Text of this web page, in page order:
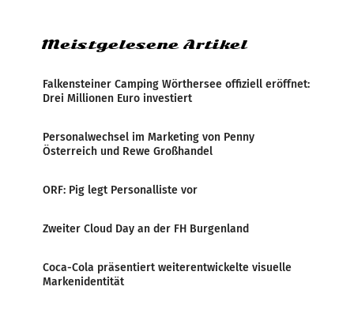
Meistgelesene Artikel
Falkensteiner Camping Wörthersee offiziell eröffnet:
Drei Millionen Euro investiert
Personalwechsel im Marketing von Penny
Österreich und Rewe Großhandel
ORF: Pig legt Personalliste vor
Zweiter Cloud Day an der FH Burgenland
Coca-Cola präsentiert weiterentwickelte visuelle
Markenidentität